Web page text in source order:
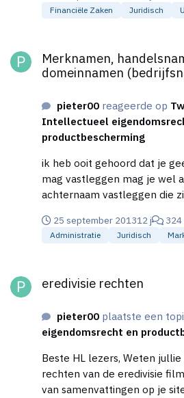
Financiële Zaken Juridisch
Merknamen,
domeinnamen
pieter00 reageerde op
Intellectueel
productbescherming
ik heb ooit gehoord dat je
mag vastleggen mag je wel
achternaam vastleggen die
25 september 201312 j
Administratie Juridisch
eredivisie rechten
pieter00 plaatste een
eigendomsrecht en
Beste HL lezers, Weten jullie hoe het zit met de
rechten van de eredivisie
van samenvattingen op je site zetten.